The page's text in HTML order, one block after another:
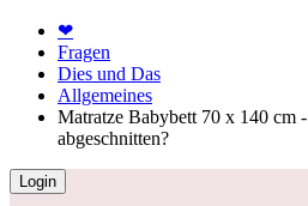
❤
Fragen
Dies und Das
Allgemeines
Matratze Babybett 70 x 140 cm
abgeschnitten?
Login